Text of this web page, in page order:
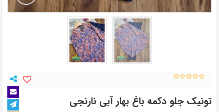
تونیک جلو دکمه باغ بهار آبی نارنجی